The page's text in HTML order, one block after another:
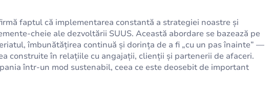
faptul că implementarea constantă a strategiei noastre și
cheie ale dezvoltării SUUS. Această abordare se bazează pe
îmbunătățirea continuă și dorința de a fi „cu un pas înainte” —
construite în relațiile cu angajații, clienții și partenerii de afaceri.
într-un mod sustenabil, ceea ce este deosebit de important